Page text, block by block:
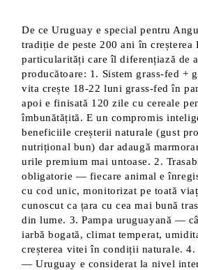
De ce Uruguay e special pentru
tradiție de peste 200 ani în creșterea
particularități care îl diferențiază de
producătoare: 1. Sistem grass-fed
vita crește 18-22 luni grass-fed în
apoi e finisată 120 zile cu cereale
îmbunătățită. E un compromis
beneficiile creșterii naturale (gust
nutrițional bun) dar adaugă
urile premium mai untoase. 2.
obligatorie — fiecare animal e
cu cod unic, monitorizat pe toată
cunoscut ca țara cu cea mai bună
din lume. 3. Pampa uruguayană —
iarbă bogată, climat temperat,
creșterea vitei în condiții naturale. 4.
— Uruguay e considerat la nivel